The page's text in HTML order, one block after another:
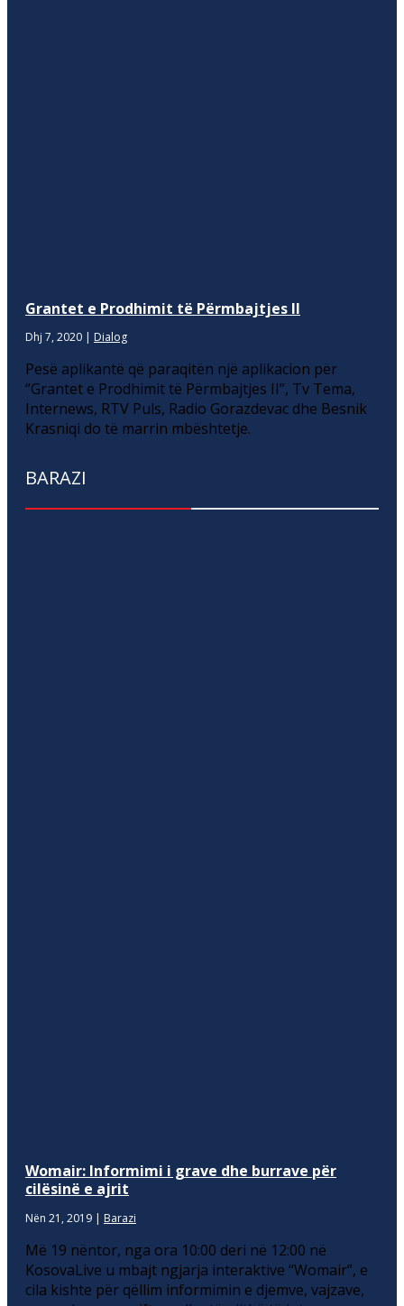
Grantet e Prodhimit të Përmbajtjes II
Dhj 7, 2020 | Dialog
Pesë aplikantë që paraqitën një aplikacion për
“Grantet e Prodhimit të Përmbajtjes II”, Tv Tema,
Internews, RTV Puls, Radio Gorazdevac dhe Besnik
Krasniqi do të marrin mbështetje.
BARAZI
Womair: Informimi i grave dhe burrave për
cilësinë e ajrit
Nën 21, 2019 | Barazi
Më 19 nëntor, nga ora 10:00 deri në 12:00 në
KosovaLive u mbajt ngjarja interaktive “Womair”, e
cila kishte për qëllim informimin e djemve, vajzave,